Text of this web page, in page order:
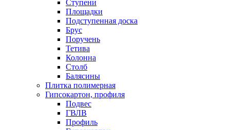
Ступени
Площадки
Подступенная доска
Брус
Поручень
Тетива
Колонна
Столб
Балясины
Плитка полимерная
Гипсокартон, профиля
Подвес
ГВЛВ
Профиль